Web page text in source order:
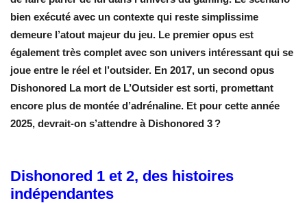
bien exécuté avec un contexte qui reste simplissime
demeure l’atout majeur du jeu. Le premier opus est
également très complet avec son univers intéressant qui se
joue entre le réel et l’outsider. En 2017, un second opus
Dishonored La mort de L’Outsider est sorti, promettant
encore plus de montée d’adrénaline. Et pour cette année
2025, devrait-on s’attendre à Dishonored 3 ?
Dishonored 1 et 2, des histoires
indépendantes